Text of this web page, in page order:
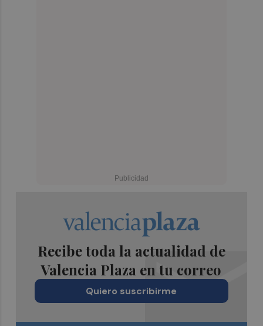
Recibe toda la actualidad de
Valencia Plaza en tu correo
Quiero suscribirme